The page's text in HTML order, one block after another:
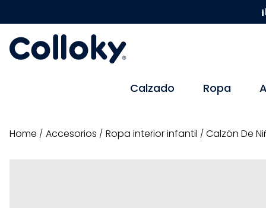
Calzado Ropa
accesorios ropa interior infantil Calzón De